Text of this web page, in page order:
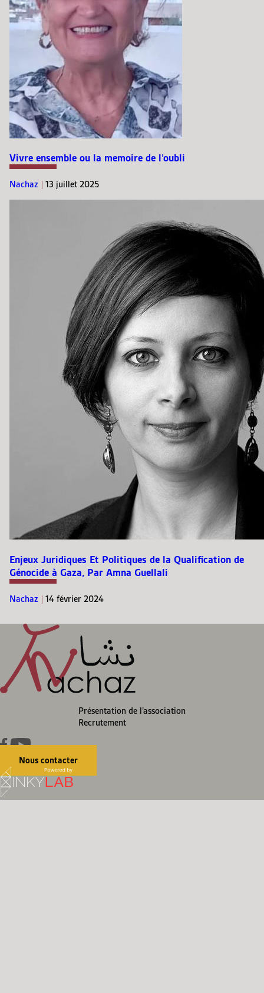
Vivre ensemble ou la memoire de l’oubli
Nachaz | 13 juillet 2025
Enjeux Juridiques Et Politiques de la Qualification de
Génocide à Gaza, Par Amna Guellali
Nachaz | 14 février 2024
Présentation de l’association
Recrutement
Nous contacter